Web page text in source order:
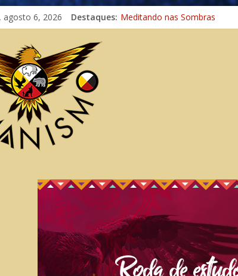
agosto 6, 2026 Destaques: Imaginação na Cura
Meditando nas Sombras